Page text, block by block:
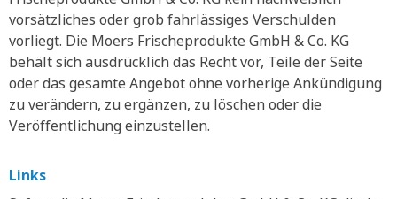
vorsätzliches oder grob fahrlässiges Verschulden
vorliegt. Die Moers Frischeprodukte GmbH & Co. KG
behält sich ausdrücklich das Recht vor, Teile der Seite
oder das gesamte Angebot ohne vorherige Ankündigung
zu verändern, zu ergänzen, zu löschen oder die
Veröffentlichung einzustellen.
Links